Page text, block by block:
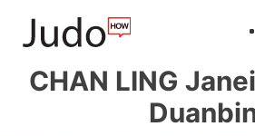
CHAN LING